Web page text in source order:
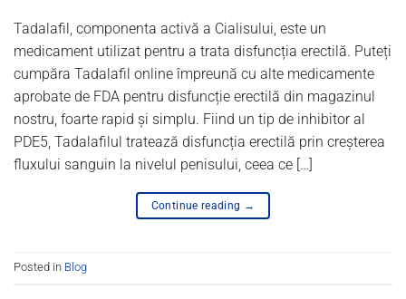
Tadalafil, componenta activă a Cialisului, este un
medicament utilizat pentru a trata disfuncția erectilă. Puteți
cumpăra Tadalafil online împreună cu alte medicamente
aprobate de FDA pentru disfuncție erectilă din magazinul
nostru, foarte rapid și simplu. Fiind un tip de inhibitor al
PDE5, Tadalafilul tratează disfuncția erectilă prin creșterea
fluxului sanguin la nivelul penisului, ceea ce […]
Continue reading →
Posted in Blog